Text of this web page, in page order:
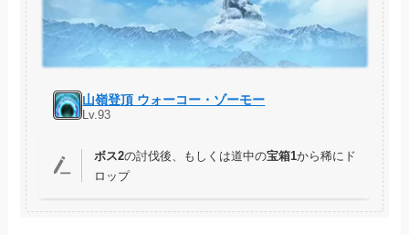
山嶺登頂 ウォーコー・ゾーモー
Lv.93
ボス2の討伐後、もしくは道中の宝箱1から稀にド
ロップ